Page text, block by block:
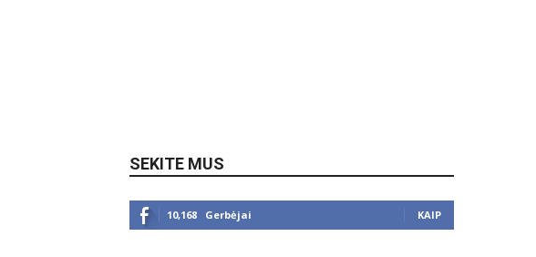
SEKITE MUS
10,168 Gerbėjai KAIP